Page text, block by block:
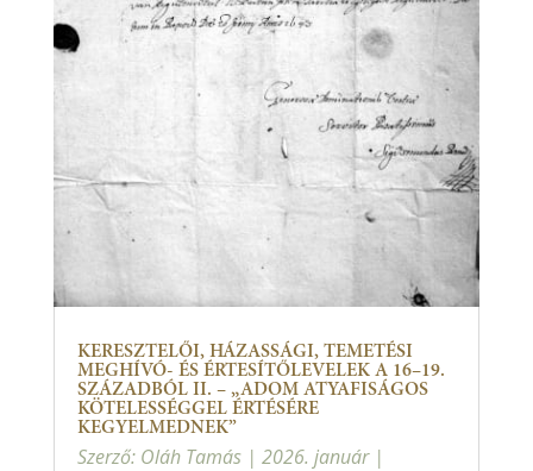
KERESZTELŐI, HÁZASSÁGI, TEMETÉSI
MEGHÍVÓ- ÉS ÉRTESÍTŐLEVELEK A 16–19.
SZÁZADBÓL II. – „ADOM ATYAFISÁGOS
KÖTELESSÉGGEL ÉRTÉSÉRE
KEGYELMEDNEK”
Szerző: Oláh Tamás| 2026. január|